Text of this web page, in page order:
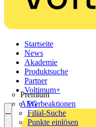
Startseite
News
Akademie
Produktsuche
Partner
Premium
AEG
Voltimum+
Werbeaktionen
Filial-Suche
Punkte einlösen